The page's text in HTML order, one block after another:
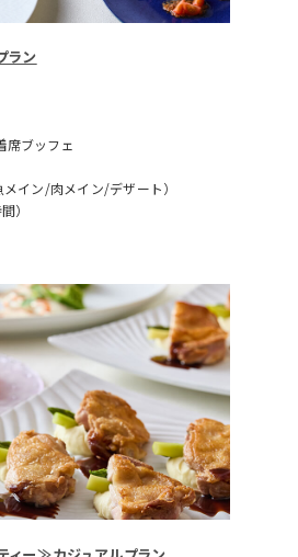
ラン
席ブッフェ
メイン/肉メイン/デザート）
）